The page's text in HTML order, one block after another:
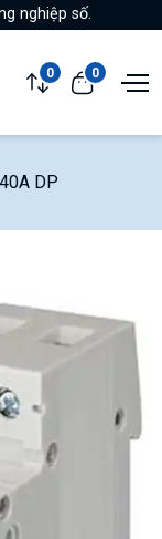
nghiệp số.
0 0
DP